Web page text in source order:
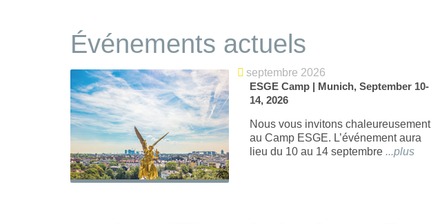
Événements actuels
septembre 2026
ESGE Camp | Munich, September 10-
14, 2026
Nous vous invitons chaleureusement
au Camp ESGE. L’événement aura
lieu du 10 au 14 septembre ...